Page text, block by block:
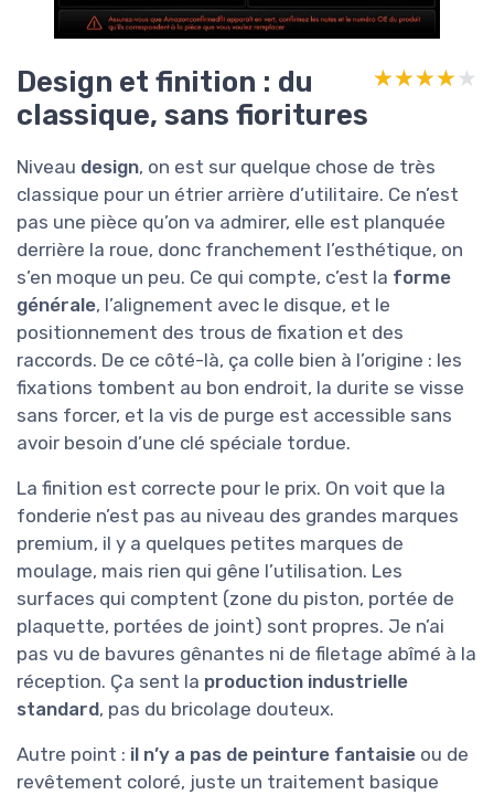
Design et finition : du
classique, sans fioritures
★★★★★
★★★★★
Niveau design, on est sur quelque chose de très
classique pour un étrier arrière d’utilitaire. Ce n’est
pas une pièce qu’on va admirer, elle est planquée
derrière la roue, donc franchement l’esthétique, on
s’en moque un peu. Ce qui compte, c’est la forme
générale, l’alignement avec le disque, et le
positionnement des trous de fixation et des
raccords. De ce côté-là, ça colle bien à l’origine : les
fixations tombent au bon endroit, la durite se visse
sans forcer, et la vis de purge est accessible sans
avoir besoin d’une clé spéciale tordue.
La finition est correcte pour le prix. On voit que la
fonderie n’est pas au niveau des grandes marques
premium, il y a quelques petites marques de
moulage, mais rien qui gêne l’utilisation. Les
surfaces qui comptent (zone du piston, portée de
plaquette, portées de joint) sont propres. Je n’ai
pas vu de bavures gênantes ni de filetage abîmé à la
réception. Ça sent la production industrielle
standard, pas du bricolage douteux.
Autre point : il n’y a pas de peinture fantaisie ou de
revêtement coloré, juste un traitement basique